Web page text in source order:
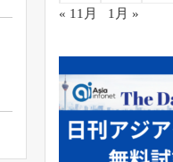
« 11月
1月 »